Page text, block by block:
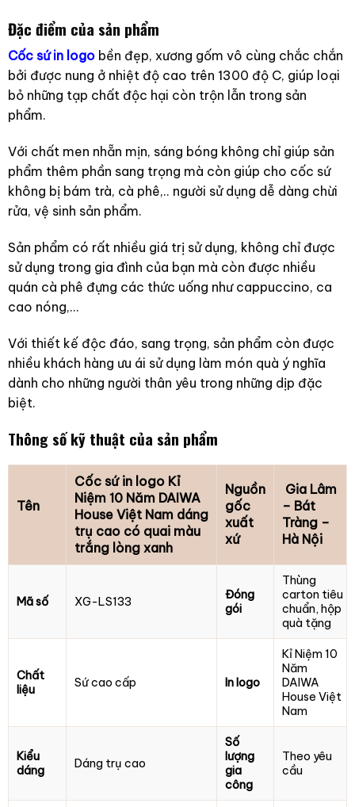
Đặc điểm của sản phẩm
Cốc sứ in logobền đẹp, xương gốm vô cùng chắc chắn
bởi được nung ở nhiệt độ cao trên 1300 độ C, giúp loại
bỏ những tạp chất độc hại còn trộn lẫn trong sản
phẩm.
Với chất men nhẵn mịn, sáng bóng không chỉ giúp sản
phẩm thêm phần sang trọng mà còn giúp cho cốc sứ
không bị bám trà, cà phê,.. người sử dụng dễ dàng chừi
rửa, vệ sinh sản phẩm.
Sản phẩm có rất nhiều giá trị sử dụng, không chỉ được
sử dụng trong gia đình của bạn mà còn được nhiều
quán cà phê đựng các thức uống như cappuccino, ca
cao nóng,…
Với thiết kế độc đáo, sang trọng, sản phẩm còn được
nhiều khách hàng ưu ái sử dụng làm món quà ý nghĩa
dành cho những người thân yêu trong những dịp đặc
biệt.
Thông số kỹ thuật của sản phẩm
Tên
Cốc sứ in logo Kỉ
Niệm 10 Năm DAIWA
House Việt Nam dáng
trụ cao có quai màu
trắng lòng xanh
Nguồn
gốc
xuất
xứ
Gia Lâm
– Bát
Tràng –
Hà Nội
Mã số XG-LS133
Đóng
gói
Thùng
carton tiêu
chuẩn, hộp
quà tặng
Chất
liệu
Sứ cao cấp In logo
Kỉ Niệm 10
Năm
DAIWA
House Việt
Nam
Kiểu
dáng
Dáng trụ cao
Số
lượng
gia
công
Theo yêu
cầu